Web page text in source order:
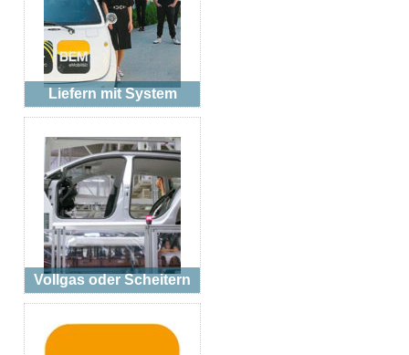
Liefern mit System
Vollgas oder Scheitern